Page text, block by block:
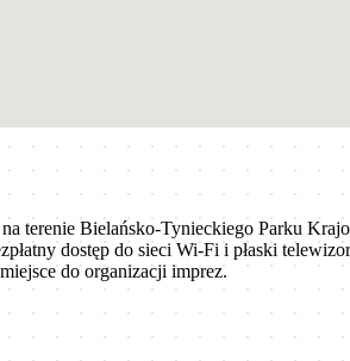
terenie Bielańsko-Tynieckiego Parku
dostęp do sieci Wi-Fi i płaski
do organizacji imprez.